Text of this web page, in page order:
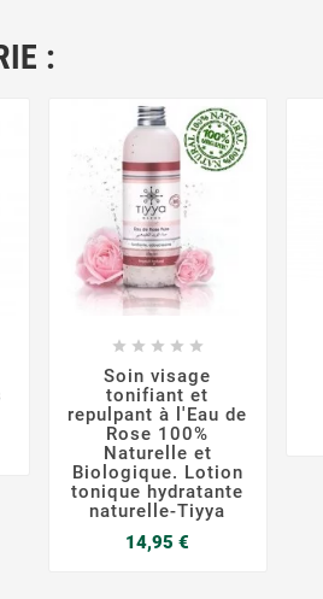
:

    
Soin visage
tonifiant et
repulpant à l'Eau de
Rose 100%
Naturelle et
Biologique. Lotion
tonique hydratante
naturelle-Tiyya
14,95 €